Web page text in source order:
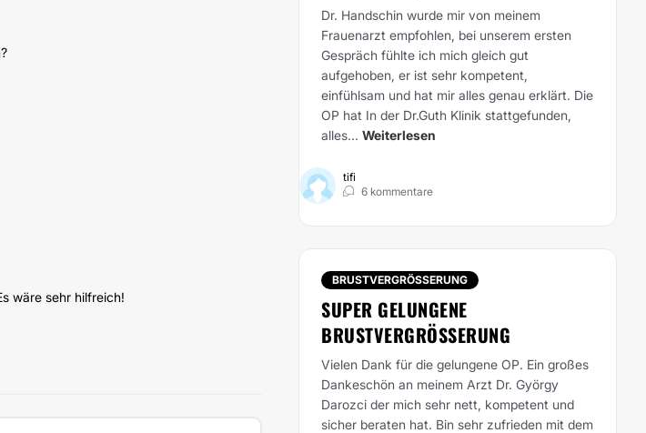
wäre sehr hilfreich!
Dr. Handschin wurde mir von meinem
Frauenarzt empfohlen, bei unserem ersten
Gespräch fühlte ich mich gleich gut
aufgehoben, er ist sehr kompetent,
einfühlsam und hat mir alles genau erklärt. Die
OP hat In der Dr.Guth Klinik stattgefunden,
alles... Weiterlesen
tifi
6 kommentare
BRUSTVERGRÖSSERUNG
SUPER GELUNGENE
BRUSTVERGRÖSSERUNG
Vielen Dank für die gelungene OP. Ein großes
Dankeschön an meinem Arzt Dr. György
Darozci der mich sehr nett, kompetent und
sicher beraten hat. Bin sehr zufrieden mit dem